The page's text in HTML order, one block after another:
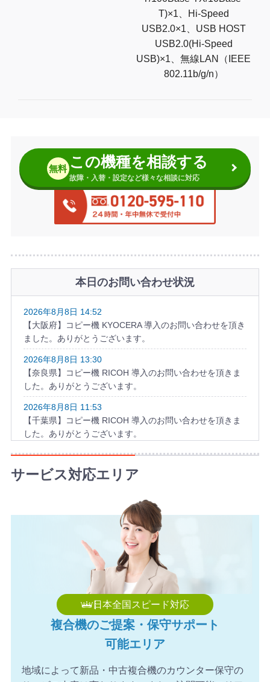
T)×1、Hi-Speed
USB2.0×1、USB HOST
USB2.0(Hi-Speed
USB)×1、無線LAN（IEEE
802.11b/g/n）
無料 この機種を相談する
故障・入替・設定など様々な相談に対応
本日のお問い合わせ状況
2026年8月8日 14:52
【大阪府】コピー機 KYOCERA 導入のお問い合わせを頂き
ました。ありがとうございます。
2026年8月8日 13:30
【奈良県】コピー機 RICOH 導入のお問い合わせを頂きま
した。ありがとうございます。
2026年8月8日 11:53
【千葉県】コピー機 RICOH 導入のお問い合わせを頂きま
した。ありがとうございます。
2026年8月8日 10:58
【福岡県】複合機 KYOCERA 導入のお問い合わせを頂きま
した。ありがとうございます。
【和歌山県】複合機 KONICA MINOLTA 導入のお問い合わ
せを頂きました。ありがとうございます。
サービス対応エリア
日本全国スピード対応
複合機のご提案・保守サポート
可能エリア
地域によって新品・中古複合機のカウンター保守の